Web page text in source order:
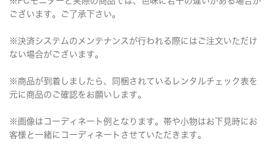
ございます。ご了承下さい。
※決済システムのメンテナンスが行われる際にはご注文いただけ
ない場合がございます。
※商品が到着しましたら、同梱されているレンタルチェック表を
元に商品のご確認をお願いします。
※画像はコーディネート例となります。帯や小物はお下見時にお
客様と一緒にコーディネートさせていただきます。